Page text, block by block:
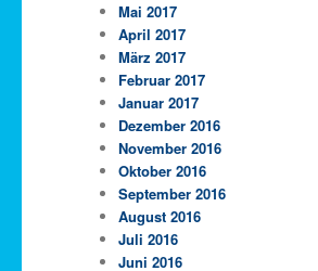
Mai 2017
April 2017
März 2017
Februar 2017
Januar 2017
Dezember 2016
November 2016
Oktober 2016
September 2016
August 2016
Juli 2016
Juni 2016